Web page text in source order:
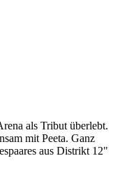
als Tribut überlebt.
mit Peeta. Ganz
aus Distrikt 12"